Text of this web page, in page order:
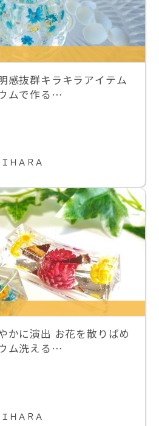
感抜群キラキラアイテム
ムで作る…
ＨＡＲＡ
かに演出 お花を散りばめ
ム洗える…
ＨＡＲＡ